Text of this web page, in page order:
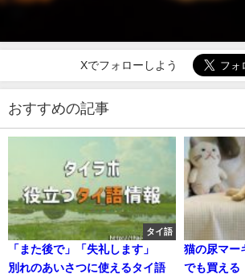
Xでフォローしよう
おすすめの記事
タイ語
「また後で」「失礼します」
別れのあいさつに使えるタイ語
猫の尿マー
でも買える